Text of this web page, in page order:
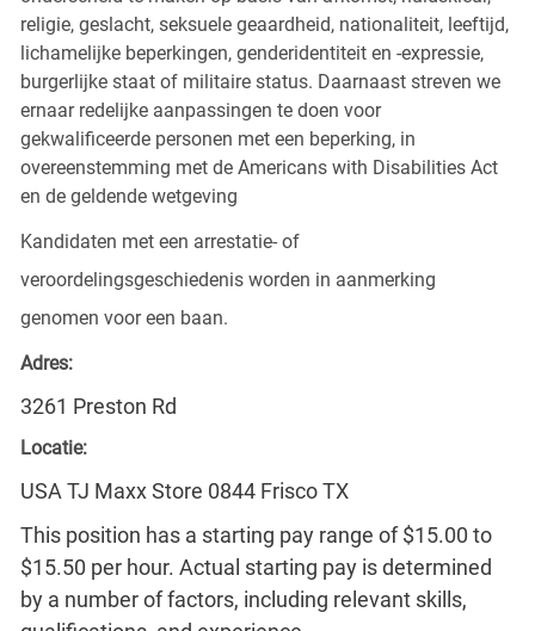
religie, geslacht, seksuele geaardheid, nationaliteit, leeftijd,
lichamelijke beperkingen, genderidentiteit en -expressie,
burgerlijke staat of militaire status. Daarnaast streven we
ernaar redelijke aanpassingen te doen voor
gekwalificeerde personen met een beperking, in
overeenstemming met de Americans with Disabilities Act
en de geldende wetgeving
Kandidaten met een arrestatie- of
veroordelingsgeschiedenis worden in aanmerking
genomen voor een baan.
Adres:
3261 Preston Rd
Locatie:
USA TJ Maxx Store 0844 Frisco TX
This position has a starting pay range of $15.00 to
$15.50 per hour. Actual starting pay is determined
by a number of factors, including relevant skills,